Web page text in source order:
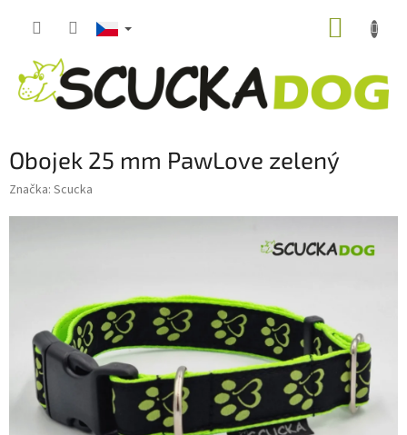
Obojek 25 mm PawLove zelený
Značka: Scucka